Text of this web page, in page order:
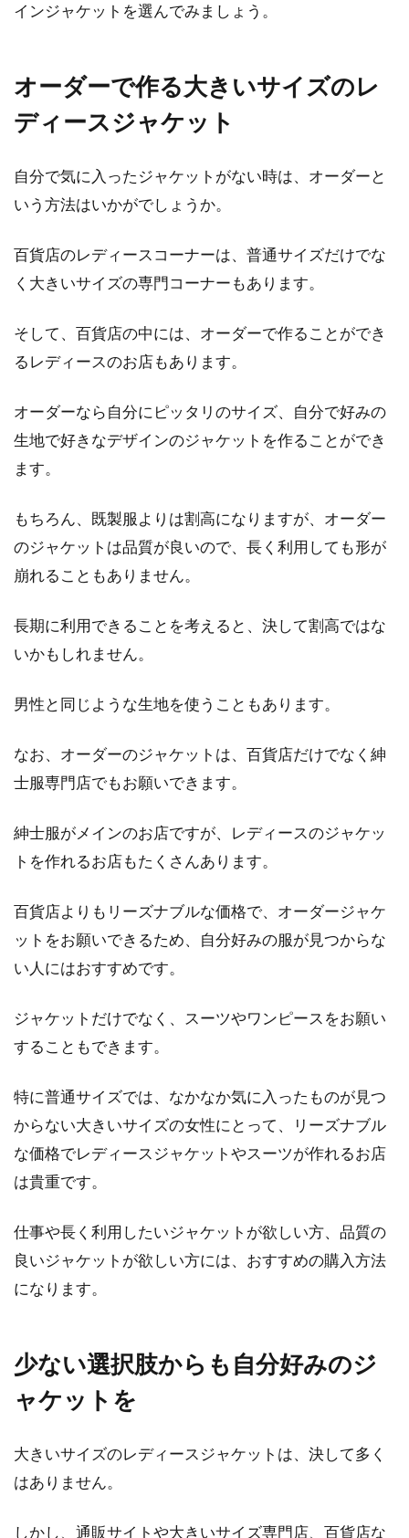
インジャケットを選んでみましょう。
オーダーで作る大きいサイズのレ
ディースジャケット
自分で気に入ったジャケットがない時は、オーダーと
いう方法はいかがでしょうか。
百貨店のレディースコーナーは、普通サイズだけでな
く大きいサイズの専門コーナーもあります。
そして、百貨店の中には、オーダーで作ることができ
るレディースのお店もあります。
オーダーなら自分にピッタリのサイズ、自分で好みの
生地で好きなデザインのジャケットを作ることができ
ます。
もちろん、既製服よりは割高になりますが、オーダー
のジャケットは品質が良いので、長く利用しても形が
崩れることもありません。
長期に利用できることを考えると、決して割高ではな
いかもしれません。
男性と同じような生地を使うこともあります。
なお、オーダーのジャケットは、百貨店だけでなく紳
士服専門店でもお願いできます。
紳士服がメインのお店ですが、レディースのジャケッ
トを作れるお店もたくさんあります。
百貨店よりもリーズナブルな価格で、オーダージャケ
ットをお願いできるため、自分好みの服が見つからな
い人にはおすすめです。
ジャケットだけでなく、スーツやワンピースをお願い
することもできます。
特に普通サイズでは、なかなか気に入ったものが見つ
からない大きいサイズの女性にとって、リーズナブル
な価格でレディースジャケットやスーツが作れるお店
は貴重です。
仕事や長く利用したいジャケットが欲しい方、品質の
良いジャケットが欲しい方には、おすすめの購入方法
になります。
少ない選択肢からも自分好みのジ
ャケットを
大きいサイズのレディースジャケットは、決して多く
はありません。
しかし、通販サイトや大きいサイズ専門店、百貨店な